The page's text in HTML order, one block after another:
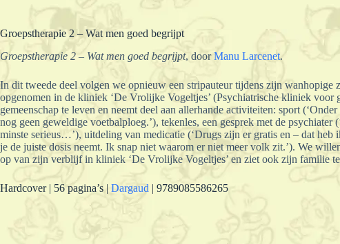
Groepstherapie 2 – Wat men goed begrijpt
Groepstherapie 2 – Wat men goed begrijpt, doorManu Larcenet.
In dit tweede deel volgen we opnieuw een stripauteur tijdens zijn wanhopige
opgenomen in de kliniek ‘De Vrolijke Vogeltjes’ (Psychiatrische kliniek voor
gemeenschap te leven en neemt deel aan allerhande activiteiten: sport
nog geen geweldige voetbalploeg.’), tekenles, een gesprek met de
minste serieus…’), uitdeling van medicatie (‘Drugs zijn er gratis en – dat
je de juiste dosis neemt. Ik snap niet waarom er niet meer volk zit.’). We
op van zijn verblijf in kliniek ‘De Vrolijke Vogeltjes’ en ziet ook zijn familie
Hardcover | 56 pagina’s | Dargaud | 9789085586265